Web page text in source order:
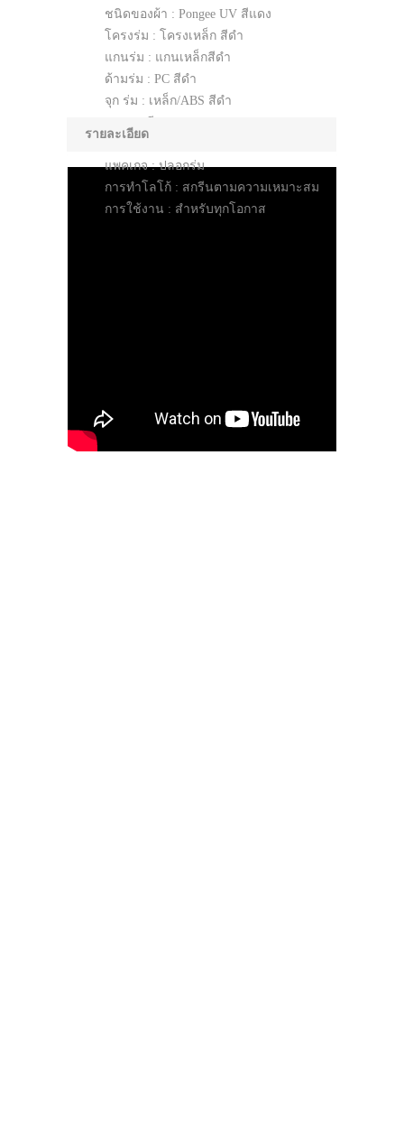
ชนิดของผ้า : Pongee UV สีแดง
โครงร่ม : โครงเหล็ก สีดำ
แกนร่ม : แกนเหล็กสีดำ
ด้ามร่ม : PC สีดำ
จุก ร่ม : เหล็ก/ABS สีดำ
แพคเกจ : ปลอกร่ม
การทำโลโก้ : สกรีนตามความเหมาะสม
การใช้งาน : สำหรับทุกโอกาส
รายละเอียด